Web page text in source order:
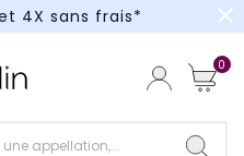
4X sans frais*
4X sans frais*
close
0